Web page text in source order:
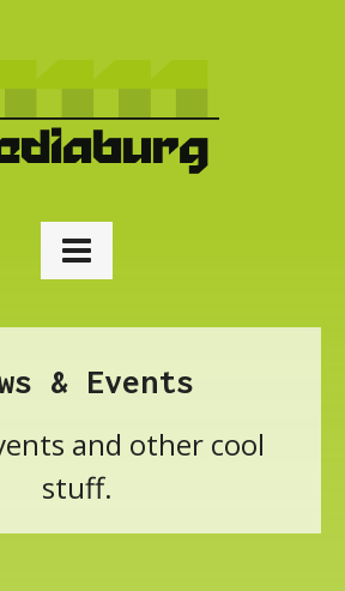
& Events
and other cool
stuff.